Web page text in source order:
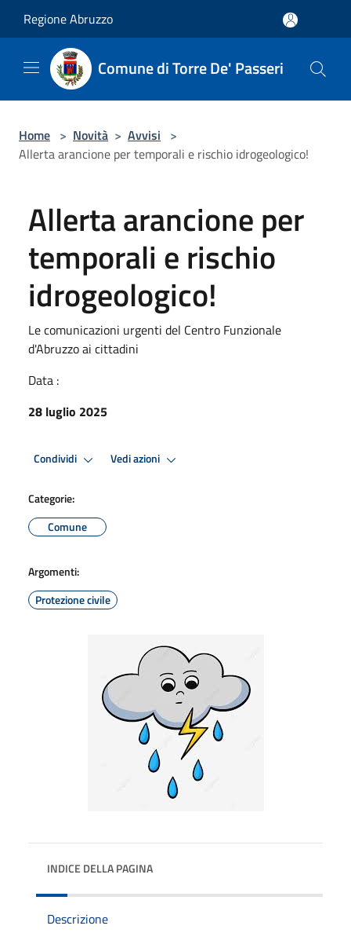
Regione Abruzzo
Comune di Torre De' Passeri
Home > Novità > Avvisi >
Allerta arancione per temporali e rischio idrogeologico!
Allerta arancione per
temporali e rischio
idrogeologico!
Le comunicazioni urgenti del Centro Funzionale
d'Abruzzo ai cittadini
Data :
28 luglio 2025
Condividi Vedi azioni
Categorie:
Comune
Argomenti:
Protezione civile
INDICE DELLA PAGINA
Descrizione